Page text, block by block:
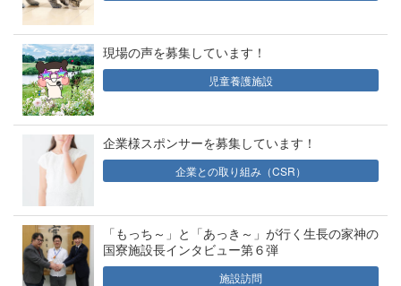
現場の声を募集しています！
児童養護施設
企業様スポンサーを募集しています！
企業との取り組み（CSR）
「もっち～」と「あっき～」が行く生長の家神の
国寮施設長インタビュー第６弾
施設訪問